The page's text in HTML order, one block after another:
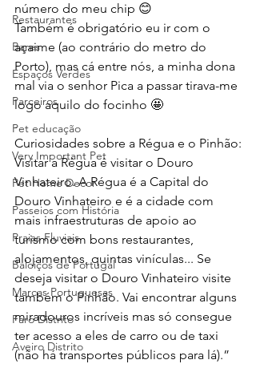
Restaurantes
Bares
Espaços Verdes
Parceiros
Pet educação
Very Important Pet
Pet Home Decor
Passeios com História
Praias Fluviais
Baloiços de Portugal
Marcas Portuguesas
Faro Distrito
Aveiro Distrito
número do meu chip 😊
Também é obrigatório eu ir com o
açaime (ao contrário do metro do
Porto), mas cá entre nós, a minha dona
mal via o senhor Pica a passar tirava-me
logo aquilo do focinho 🤩
.
Curiosidades sobre a Régua e o Pinhão:
Visitar a Régua é visitar o Douro
Vinhateiro. A Régua é a Capital do
Douro Vinhateiro e é a cidade com
mais infraestruturas de apoio ao
turismo com bons restaurantes,
alojamentos, quintas vinículas... Se
deseja visitar o Douro Vinhateiro visite
também o Pinhão. Vai encontrar alguns
miradouros incríveis mas só consegue
ter acesso a eles de carro ou de taxi
(não há transportes públicos para lá).”